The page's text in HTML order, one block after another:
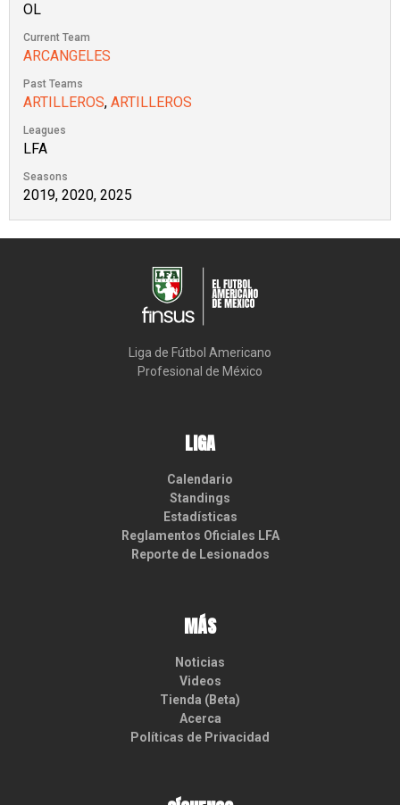
OL
Current Team
ARCANGELES
Past Teams
ARTILLEROS, ARTILLEROS
Leagues
LFA
Seasons
2019, 2020, 2025
Liga de Fútbol Americano
Profesional de México
LIGA
Calendario
Standings
Estadísticas
Reglamentos Oficiales LFA
Reporte de Lesionados
MÁS
Noticias
Videos
Tienda (Beta)
Acerca
Políticas de Privacidad